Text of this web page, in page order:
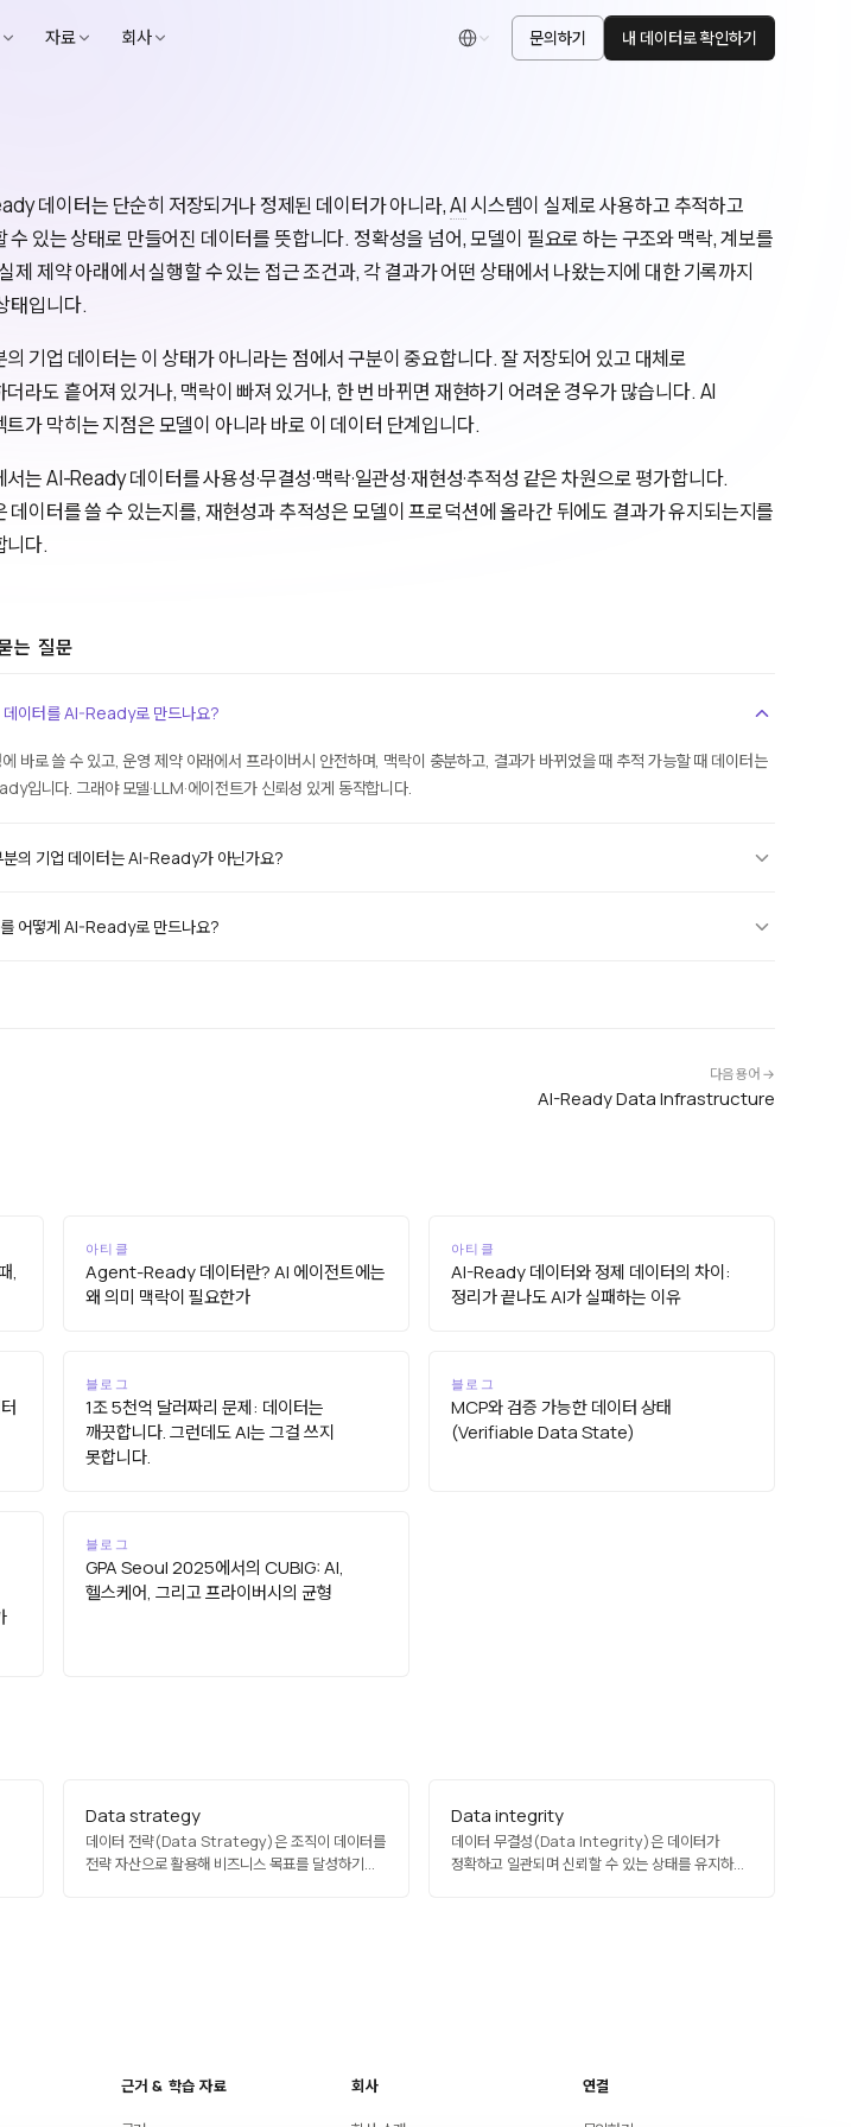
자료 회사 한국어 문의하기 내 데이터로 확인하기
데이터는 단순히 저장되거나 정제된 데이터가 아니라,AI 시스템이 실제로 사용하고 추적하고
수 있는 상태로 만들어진 데이터를 뜻합니다. 정확성을 넘어, 모델이 필요로 하는 구조와 맥락, 계보를
제 제약 아래에서 실행할 수 있는 접근 조건과, 각 결과가 어떤 상태에서 나왔는지에 대한 기록까지
태입니다.
의 기업 데이터는 이 상태가 아니라는 점에서 구분이 중요합니다. 잘 저장되어 있고 대체로
더라도 흩어져 있거나, 맥락이 빠져 있거나, 한 번 바뀌면 재현하기 어려운 경우가 많습니다. AI
트가 막히는 지점은 모델이 아니라 바로 이 데이터 단계입니다.
는 AI-Ready 데이터를 사용성·무결성·맥락·일관성·재현성·추적성 같은 차원으로 평가합니다.
데이터를 쓸 수 있는지를, 재현성과 추적성은 모델이 프로덕션에 올라간 뒤에도 결과가 유지되는지를
니다.
는 질문
데이터를 AI-Ready로 만드나요?
바로 쓸 수 있고, 운영 제약 아래에서 프라이버시 안전하며, 맥락이 충분하고, 결과가 바뀌었을 때 추적 가능할 때 데이터는
입니다. 그래야 모델·LLM·에이전트가 신뢰성 있게 동작합니다.
분의 기업 데이터는 AI-Ready가 아닌가요?
어떻게 AI-Ready로 만드나요?
다음 용어 →
AI-Ready Data Infrastructure
,
아티클
Agent-Ready 데이터란? AI 에이전트에는
왜 의미 맥락이 필요한가
아티클
AI-Ready 데이터와 정제 데이터의 차이:
정리가 끝나도 AI가 실패하는 이유
블로그
1조 5천억 달러짜리 문제: 데이터는
깨끗합니다. 그런데도 AI는 그걸 쓰지
못합니다.
블로그
MCP와 검증 가능한 데이터 상태
(Verifiable Data State)
블로그
GPA Seoul 2025에서의 CUBIG: AI,
헬스케어, 그리고 프라이버시의 균형
Data strategy
데이터 전략(Data Strategy)은 조직이 데이터를
전략 자산으로 활용해 비즈니스 목표를 달성하기
Data integrity
데이터 무결성(Data Integrity)은 데이터가
정확하고 일관되며 신뢰할 수 있는 상태를 유지하는
근거 & 학습 자료 회사 연결